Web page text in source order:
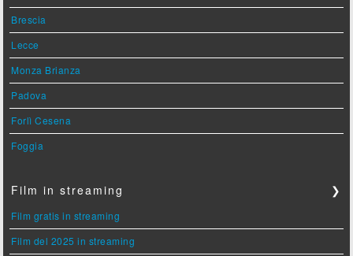
Brescia
Lecce
Monza Brianza
Padova
Forlì Cesena
Foggia
Film in streaming ❯
Film gratis in streaming
Film del 2025 in streaming